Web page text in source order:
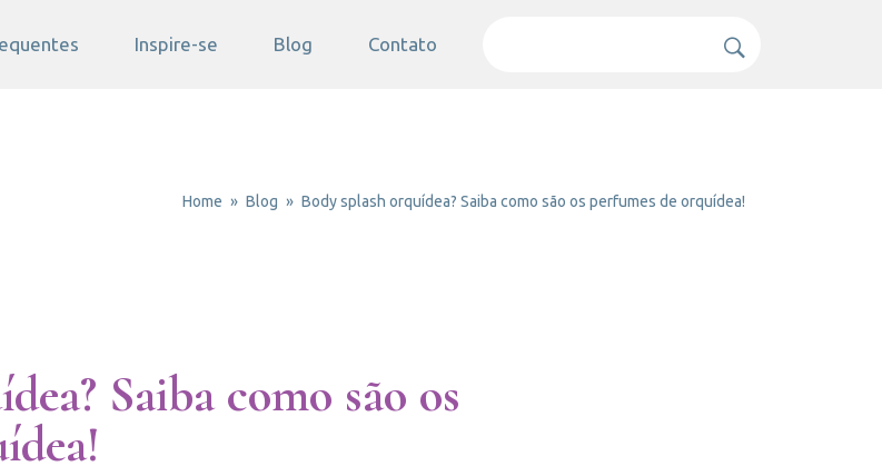
Inspire-se Blog Contato
Home Blog Body splash orquídea? Saiba como são os perfumes de orquídea!
Saiba como são os